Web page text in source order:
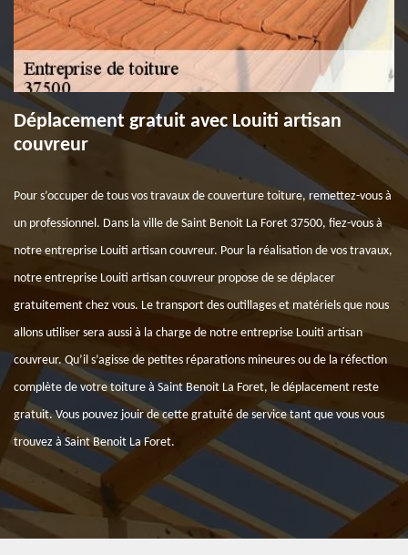
Déplacement gratuit avec Louiti artisan
couvreur
Pour s’occuper de tous vos travaux de couverture toiture, remettez-vous à
un professionnel. Dans la ville de Saint Benoit La Foret 37500, fiez-vous à
notre entreprise Louiti artisan couvreur. Pour la réalisation de vos travaux,
notre entreprise Louiti artisan couvreur propose de se déplacer
gratuitement chez vous. Le transport des outillages et matériels que nous
allons utiliser sera aussi à la charge de notre entreprise Louiti artisan
couvreur. Qu’il s’agisse de petites réparations mineures ou de la réfection
complète de votre toiture à Saint Benoit La Foret, le déplacement reste
gratuit. Vous pouvez jouir de cette gratuité de service tant que vous vous
trouvez à Saint Benoit La Foret.